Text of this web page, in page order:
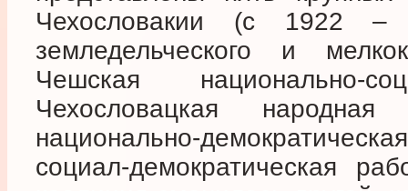
Чехословакии (с 1922 –
земледельческого и
Чешская национально-
Чехословацкая народная
национально-
социал-демократическая